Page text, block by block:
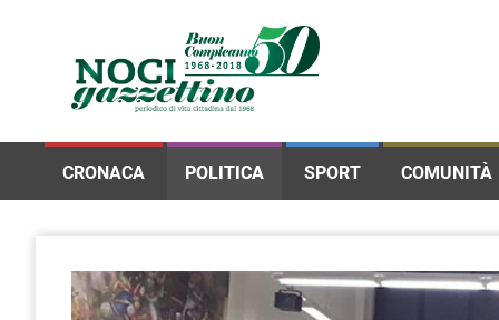
CRONACA POLITICA SPORT COMUNITÀ